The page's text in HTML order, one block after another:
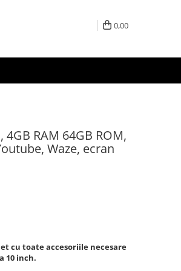
0,00
RAM 64GB ROM,
Waze, ecran
cu toate accesoriile necesare
10 inch.